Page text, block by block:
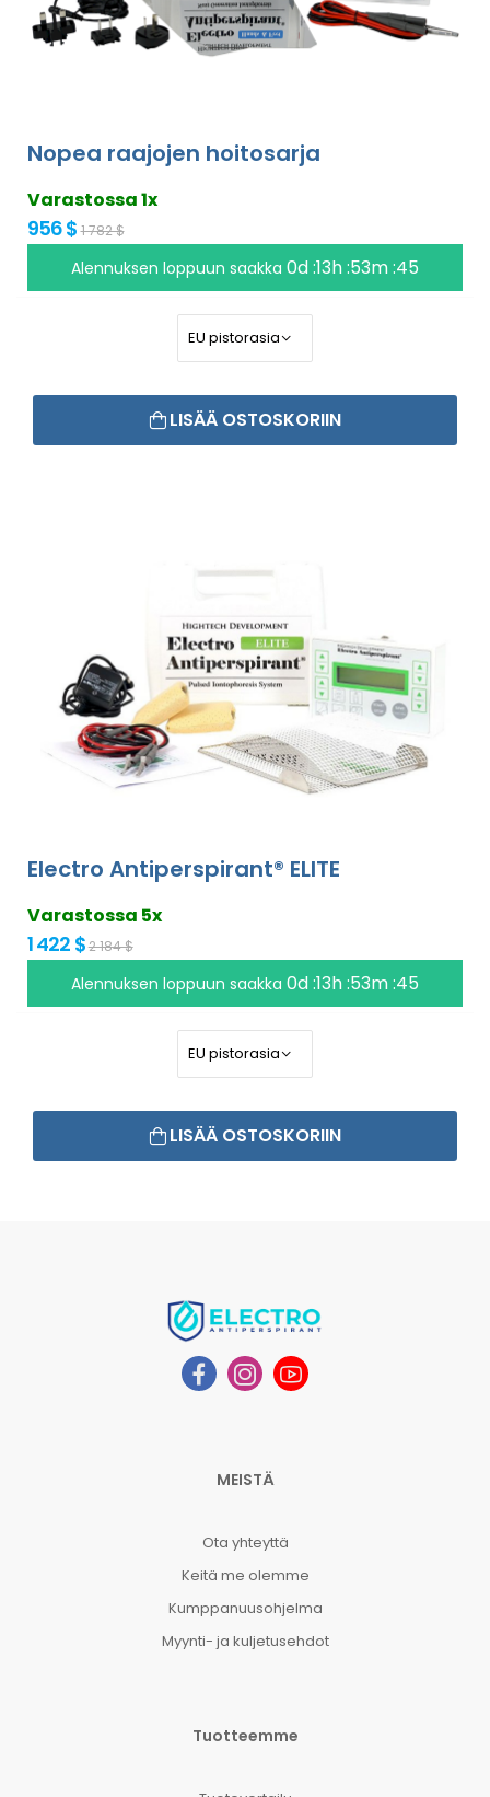
Nopea raajojen hoitosarja
Varastossa 1x
956 $ 1 782 $
Alennuksen loppuun saakka 0d :13h :53m :45
LISÄÄ OSTOSKORIIN
Electro Antiperspirant® ELITE
Varastossa 5x
1 422 $2 184 $
Alennuksen loppuun saakka 0d :13h :53m :45
LISÄÄ OSTOSKORIIN
MEISTÄ
Ota yhteyttä
Keitä me olemme
Kumppanuusohjelma
Myynti- ja kuljetusehdot
Tuotteemme